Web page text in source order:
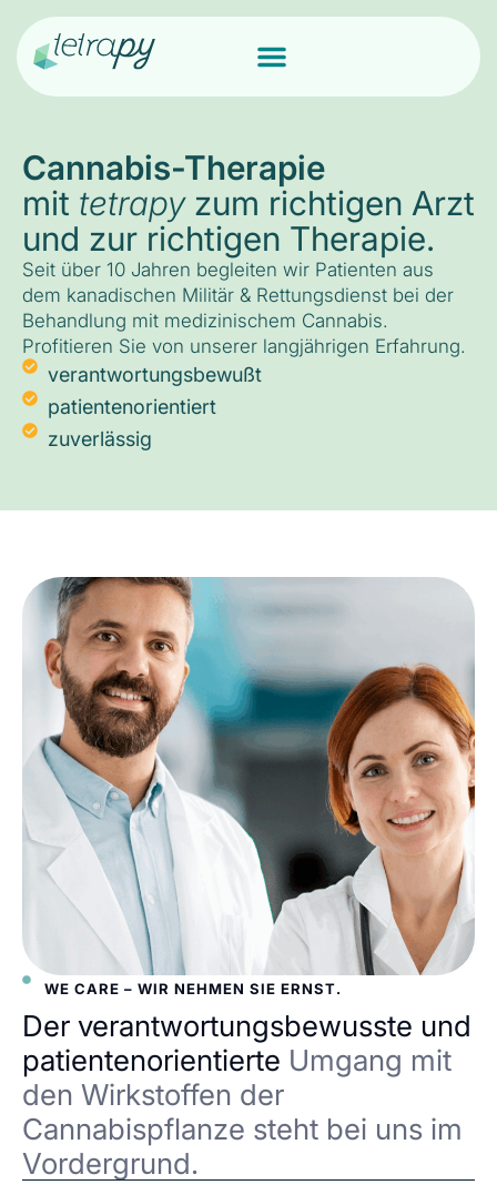
Cannabis-Therapie
mit tetrapyzum richtigen Arzt
und zur richtigen Therapie.
Seit über 10 Jahren begleiten wir Patienten aus
dem kanadischen Militär & Rettungsdienst bei der
Behandlung mit medizinischem Cannabis.
Profitieren Sie von unserer langjährigen Erfahrung.
verantwortungsbewußt
patientenorientiert
zuverlässig
WE CARE – WIR NEHMEN SIE ERNST.
Der verantwortungsbewusste und
patientenorientierte Umgang mit
den Wirkstoffen der
Cannabispflanze steht bei uns im
Vordergrund.